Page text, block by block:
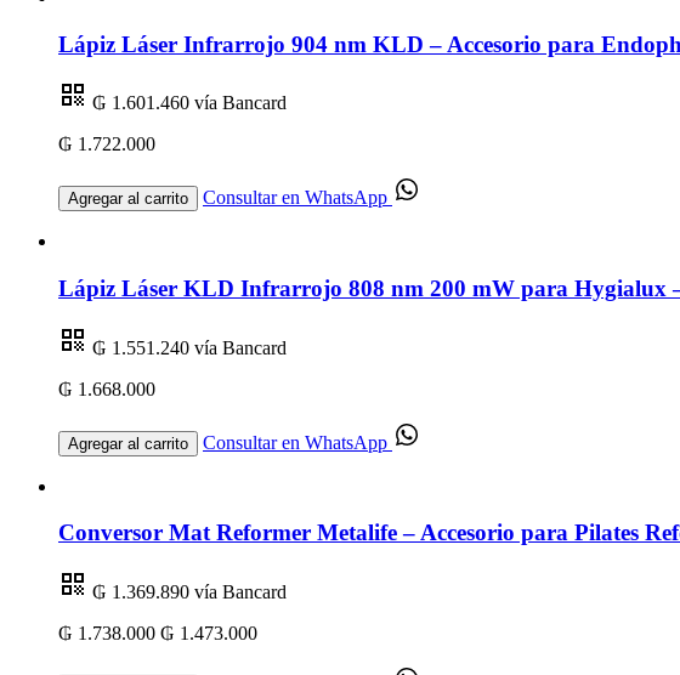
Lápiz Láser Infrarrojo 904 nm KLD – Accesorio para
₲ 1.601.460 vía Bancard
₲ 1.722.000
Agregar al carrito Consultar en WhatsApp
Lápiz Láser KLD Infrarrojo 808 nm 200 mW para Hygialux
₲ 1.551.240 vía Bancard
₲ 1.668.000
Agregar al carrito Consultar en WhatsApp
Conversor Mat Reformer Metalife – Accesorio para Pilates
₲ 1.369.890 vía Bancard
₲ 1.738.000 ₲ 1.473.000